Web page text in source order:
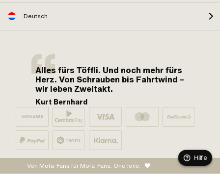
Deutsch
Alles fürs Töffli. Und noch mehr fürs
Herz. Von Schrauben bis Fahrtwind –
wir leben Zweitakt.
Kurt Bernhard
Von Mofa-Fans für Mofa-Fans. One love.
Hilfe